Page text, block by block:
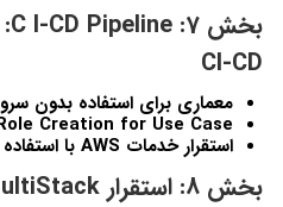
CI-CD
معماري براي استفاده بدون
Creation for Use Case
استقرار خدمات AWS با استفاده از خط لوله CI-CD
بخش 8: استقرار MultiStack، بهترين روش ها و مفاهيم اضافي